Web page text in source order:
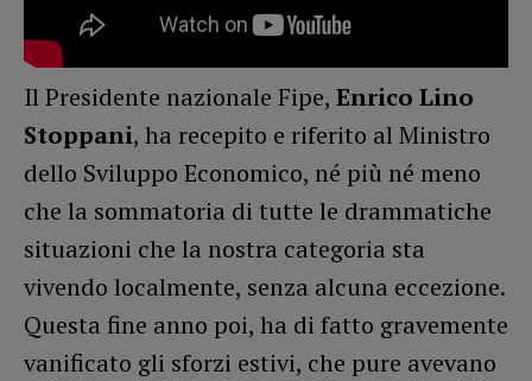
Il Presidente nazionale Fipe, Enrico Lino
Stoppani, ha recepito e riferito al Ministro
dello Sviluppo Economico, né più né meno
che la sommatoria di tutte le drammatiche
situazioni che la nostra categoria sta
vivendo localmente, senza alcuna eccezione.
Questa fine anno poi, ha di fatto gravemente
vanificato gli sforzi estivi, che pure avevano